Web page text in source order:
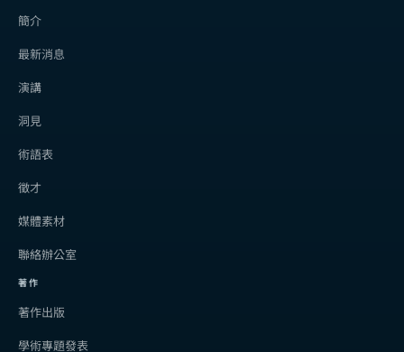
簡介
最新消息
演講
洞見
術語表
徵才
媒體素材
聯絡辦公室
著作
著作出版
學術專題發表